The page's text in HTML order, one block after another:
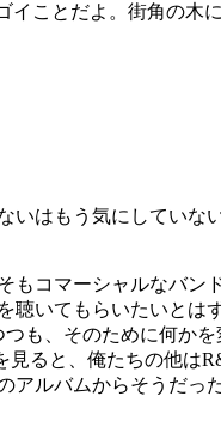
ことだよ。街角の木
はもう気にしていな
コマーシャルなバン
いてもらいたいとは
も、そのために何か
ると、俺たちの他は
ルバムからそうだっ